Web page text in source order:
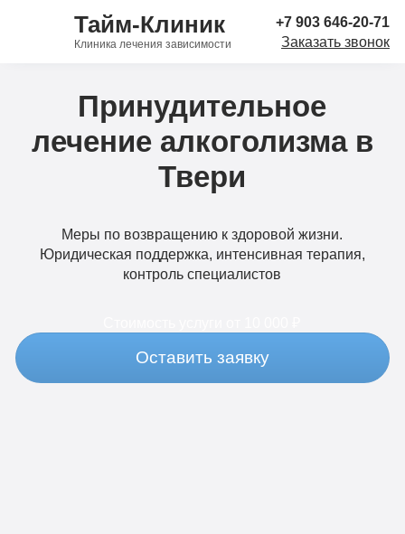
Тайм-Клиник
Клиника лечения зависимости
+7 903 646-20-71
Заказать звонок
Принудительное
лечение алкоголизма в
Твери
Меры по возвращению к здоровой жизни.
Юридическая поддержка, интенсивная терапия,
контроль специалистов
Оставить заявку